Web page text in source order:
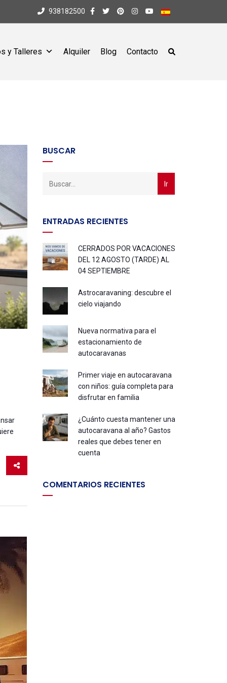
938182500
y Talleres Alquiler Blog Contacto
BUSCAR
ENTRADAS RECIENTES
CERRADOS POR VACACIONES
DEL 12 AGOSTO (TARDE) AL
04 SEPTIEMBRE
Astrocaravaning: descubre el
cielo viajando
Nueva normativa para el
estacionamiento de
autocaravanas
Primer viaje en autocaravana
con niños: guía completa para
disfrutar en familia
¿Cuánto cuesta mantener una
autocaravana al año? Gastos
reales que debes tener en
cuenta
COMENTARIOS RECIENTES